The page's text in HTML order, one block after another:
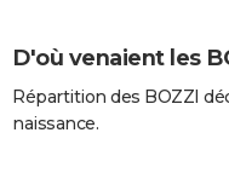
D'où venaient les
Répartition des BOZZI
naissance.